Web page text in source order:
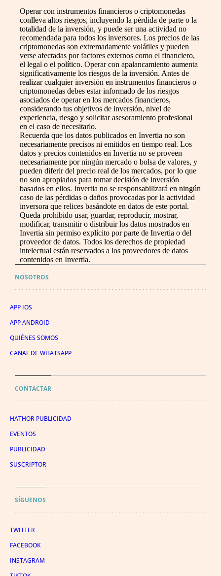
Operar con instrumentos financieros o criptomonedas
conlleva altos riesgos, incluyendo la pérdida de parte o la
totalidad de la inversión, y puede ser una actividad no
recomendada para todos los inversores. Los precios de las
criptomonedas son extremadamente volátiles y pueden
verse afectadas por factores externos como el financiero,
el legal o el político. Operar con apalancamiento aumenta
significativamente los riesgos de la inversión. Antes de
realizar cualquier inversión en instrumentos financieros o
criptomonedas debes estar informado de los riesgos
asociados de operar en los mercados financieros,
considerando tus objetivos de inversión, nivel de
experiencia, riesgo y solicitar asesoramiento profesional
en el caso de necesitarlo.
Recuerda que los datos publicados en Invertia no son
necesariamente precisos ni emitidos en tiempo real. Los
datos y precios contenidos en Invertia no se proveen
necesariamente por ningún mercado o bolsa de valores, y
pueden diferir del precio real de los mercados, por lo que
no son apropiados para tomar decisión de inversión
basados en ellos. Invertia no se responsabilizará en ningún
caso de las pérdidas o daños provocadas por la actividad
inversora que relices basándote en datos de este portal.
Queda prohibido usar, guardar, reproducir, mostrar,
modificar, transmitir o distribuir los datos mostrados en
Invertia sin permiso explícito por parte de Invertia o del
proveedor de datos. Todos los derechos de propiedad
intelectual están reservados a los proveedores de datos
contenidos en Invertia.
NOSOTROS
APP IOS
APP ANDROID
QUIÉNES SOMOS
CANAL DE WHATSAPP
CONTACTAR
HATHOR PUBLICIDAD
EVENTOS
PUBLICIDAD
SUSCRIPTOR
SÍGUENOS
TWITTER
FACEBOOK
INSTAGRAM